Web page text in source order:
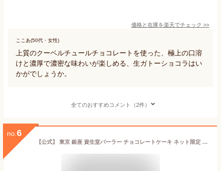
価格と在庫を楽天でチェック >>
ここあ(50代・女性)
上質のクーベルチュールチョコレートを使った、極上の口溶
けと濃厚で濃密な味わいが楽しめる、生ガトーショコラはい
かがでしょうか。
全てのおすすめコメント（2件）
no. 6
【公式】 東京 銀座 資生堂パーラー チョコレートケーキ ネット限定 チョコレート チョコ スイーツ お菓子 洋菓子 ケーキ 母の日 ギフト 2026 お誕生日 お祝い 御祝 お返し お礼 御礼 帰省 手土産 東京土産 包装 のし リボン メッセージカード